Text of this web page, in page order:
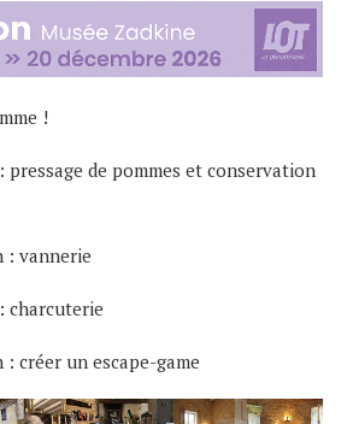
!
pressage de pommes et conservation
: vannerie
charcuterie
: créer un escape-game